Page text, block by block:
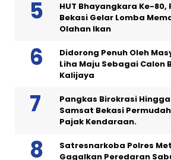
HUT Bhayangkara Ke-80,
Bekasi Gelar Lomba
Olahan Ikan
Didorong Penuh Oleh
Liha Maju Sebagai Calon
Kalijaya
Pangkas Birokrasi
Samsat Bekasi
Pajak Kendaraan.
Satresnarkoba Polres
Gagalkan Peredaran